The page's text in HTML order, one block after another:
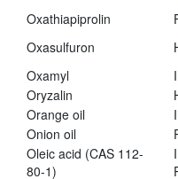
Oxathiapiprolin
Oxasulfuron
Oxamyl
Oryzalin
Orange oil
Onion oil
Oleic acid (CAS 112-
80-1)